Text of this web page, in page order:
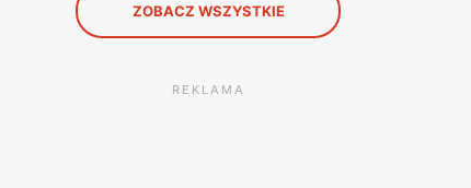
ZOBACZ WSZYSTKIE
REKLAMA